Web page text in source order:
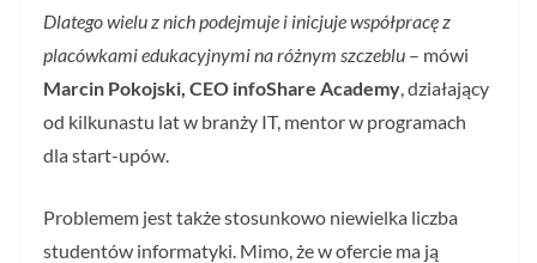
Dlatego wielu z nich podejmuje i inicjuje współpracę z
placówkami edukacyjnymi na różnym szczeblu – mówi
Marcin Pokojski, CEO infoShare Academy, działający
od kilkunastu lat w branży IT, mentor w programach
dla start-upów.
Problemem jest także stosunkowo niewielka liczba
studentów informatyki. Mimo, że w ofercie ma ją